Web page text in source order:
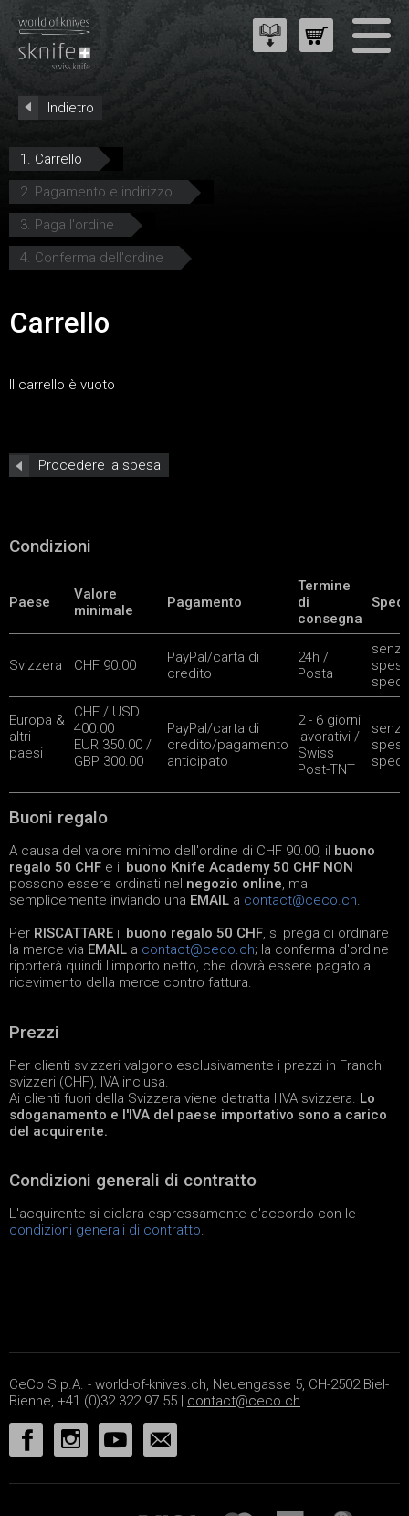
Indietro
1. Carrello
2. Pagamento e indirizzo
3. Paga l'ordine
4. Conferma dell'ordine
Carrello
Il carrello è vuoto
Procedere la spesa
Condizioni
Paese
Valore
minimale
Pagamento
Termine
di
consegna
Svizzera CHF 90.00
PayPal/carta di
credito
24h /
Posta
senza
Europa &
altri
paesi
CHF / USD
400.00
EUR 350.00 /
GBP 300.00
PayPal/carta di
credito/pagamento
anticipato
2 - 6 giorni
lavorativi /
Swiss
Post-TNT
senza
Buoni regalo
A causa del valore minimo dell'ordine di CHF 90.00, il buono
regalo 50 CHF e il buono Knife Academy 50 CHF NON
possono essere ordinati nel negozio online, ma
semplicemente inviando una EMAIL a contact@ceco.ch.
Per RISCATTARE il buono regalo 50 CHF, si prega di ordinare
la merce via EMAIL a contact@ceco.ch; la conferma d'ordine
riporterà quindi l'importo netto, che dovrà essere pagato al
ricevimento della merce contro fattura.
Prezzi
Per clienti svizzeri valgono esclusivamente i prezzi in Franchi
svizzeri (CHF), IVA inclusa.
Ai clienti fuori della Svizzera viene detratta l'IVA svizzera. Lo
sdoganamento e l'IVA del paese importativo sono a carico
del acquirente.
Condizioni generali di contratto
L'acquirente si diclara espressamente d'accordo con le
condizioni generali di contratto.
CeCo S.p.A. - world-of-knives.ch, Neuengasse 5, CH-2502 Biel-
Bienne, +41 (0)32 322 97 55 | contact@ceco.ch